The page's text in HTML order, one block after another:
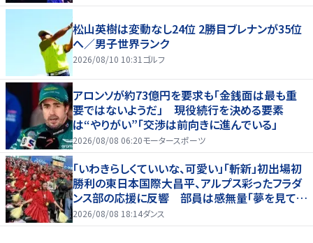
松山英樹は変動なし24位 2勝目ブレナンが35位
へ／男子世界ランク
2026/08/10 10:31 ゴルフ
アロンソが約73億円を要求も「金銭面は最も重
要ではないようだ」 現役続行を決める要素
は“やりがい”「交渉は前向きに進んでいる」
2026/08/08 06:20モータースポーツ
「いわきらしくていいな、可愛い」「斬新」初出場初
勝利の東日本国際大昌平、アルプス彩ったフラダ
ンス部の応援に反響 部員は感無量「夢を見てい
るよう」
2026/08/08 18:14ダンス